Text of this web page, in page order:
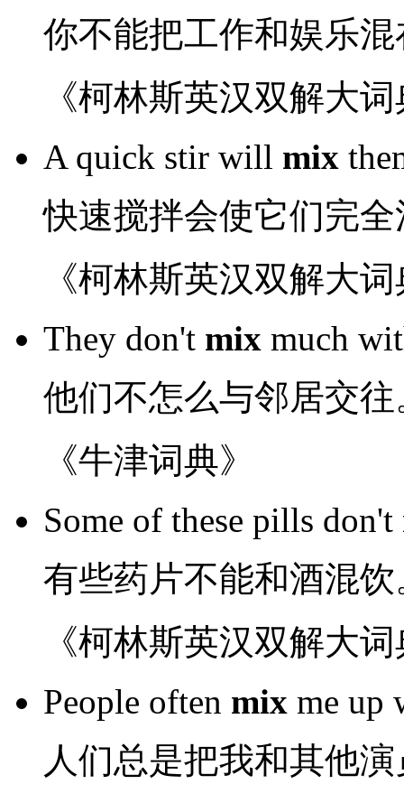
你不能把工作和娱乐混
《柯林斯英汉双解大
A quick stir will mix
快速搅拌会使它们完全
《柯林斯英汉双解大
They don't mix much
他们不怎么与邻居交往
《牛津词典》
Some of these pills don't
有些药片不能和酒混饮
《柯林斯英汉双解大
People often mix me up
人们总是把我和其他演